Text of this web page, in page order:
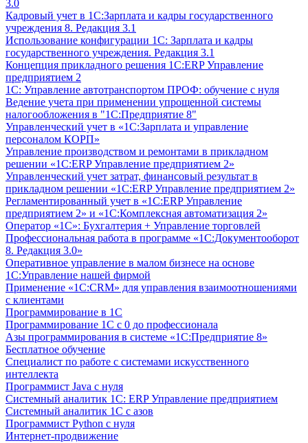
3.0
Кадровый учет в 1С:Зарплата и кадры государственного
учреждения 8. Редакция 3.1
Использование конфигурации ‎1С: Зарплата и кадры
государственного учреждения. Редакция 3.1
Концепция прикладного решения 1С:ERP Управление
предприятием 2
1С: Управление автотранспортом ПРОФ: обучение с нуля
Ведение учета при применении упрощенной системы
налогообложения в "1С:Предприятие 8"
Управленческий учет в «1C:Зарплата и управление
персоналом КОРП»
Управление производством и ремонтами в прикладном
решении «1С:ERP Управление предприятием 2»
Управленческий учет затрат, финансовый результат в
прикладном решении «1С:ERP Управление предприятием 2»
Регламентированный учет в «1С:ERP Управление
предприятием 2» и «1С:Комплексная автоматизация 2»
Оператор «1С»: Бухгалтерия + Управление торговлей
Профессиональная работа в программе «1С:Документооборот
8. Редакция 3.0»
Оперативное управление в малом бизнесе на основе
1С:Управление нашей фирмой
Применение «1С:CRM» для управления взаимоотношениями
с клиентами
Программирование в 1С
Программирование 1С с 0 до профессионала
Азы программирования в системе «1С:Предприятие 8»
Бесплатное обучение
Специалист по работе с системами искусственного
интеллекта
Программист Java с нуля
Системный аналитик 1С: ERP Управление предприятием
Системный аналитик 1С с азов
Программист Python с нуля
Интернет-продвижение